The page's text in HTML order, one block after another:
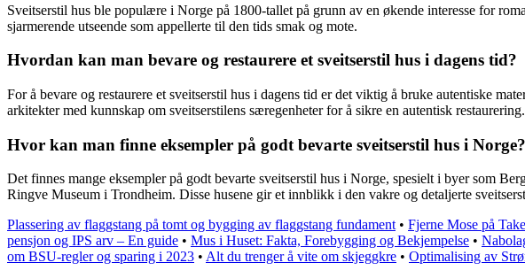
Sveitserstil hus ble populære i Norge på 1800-tallet på grunn av en økende interesse for
sjarmerende utseende som appellerte til den tids smak og mote.
Hvordan kan man bevare og restaurere et sveitserstil hus i dagens tid?
For å bevare og restaurere et sveitserstil hus i dagens tid er det viktig å bruke autentiske
arkitekter med kunnskap om sveitserstilens særegenheter for å sikre en autentisk restaurering.
Hvor kan man finne eksempler på godt bevarte sveitserstil hus i Norge?
Det finnes mange eksempler på godt bevarte sveitserstil hus i Norge, spesielt i byer som
Ringve Museum i Trondheim. Disse husene gir et innblikk i den vakre og detaljerte
Plassering av flaggstang på tomt og bygging av flaggstang fundament • Fjerne Mose på
pensjon og IPS arv – En guide • Mus i Huset: Fakta, Forebygging og Bekjempelse •
om BSU-regler og sparing i 2023 • Alt du trenger å vite om skjeggkre • Optimalising av